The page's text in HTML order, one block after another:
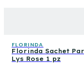
FLORINDA
Florinda Sachet
Lys Rose 1 pz